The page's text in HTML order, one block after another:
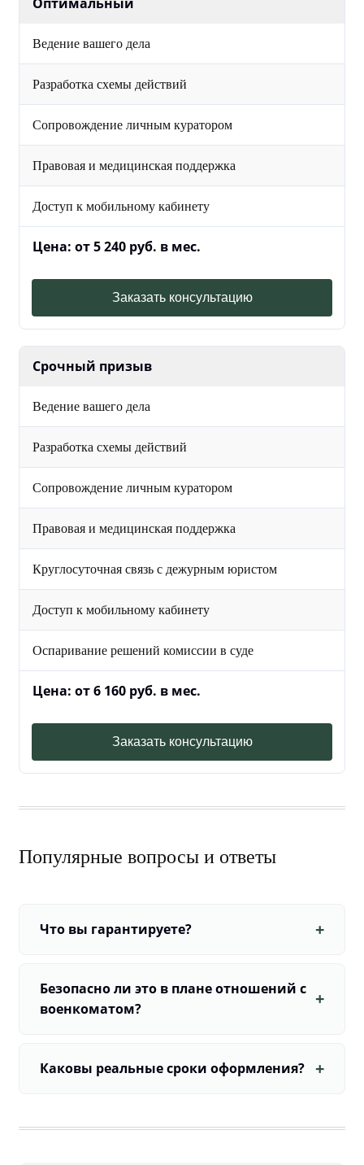
Ведение вашего дела
Разработка схемы действий
Сопровождение личным куратором
Правовая и медицинская поддержка
Доступ к мобильному кабинету
Цена: от 5 240 руб. в мес.
Заказать консультацию
Срочный призыв
Ведение вашего дела
Разработка схемы действий
Сопровождение личным куратором
Правовая и медицинская поддержка
Круглосуточная связь с дежурным юристом
Доступ к мобильному кабинету
Оспаривание решений комиссии в суде
Цена: от 6 160 руб. в мес.
Заказать консультацию
Популярные вопросы и ответы
Что вы гарантируете?
Безопасно ли это в плане отношений с
военкоматом?
Каковы реальные сроки оформления?